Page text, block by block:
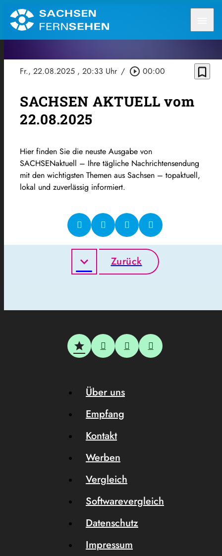
Fr., 22.08.2025 , 20:33 Uhr / play_circle_outline 00:00 bookmark_border
SACHSEN AKTUELL vom
22.08.2025
Hier finden Sie die neuste Ausgabe von
SACHSENaktuell – Ihre tägliche Nachrichtensendung
mit den wichtigsten Themen aus Sachsen – topaktuell,
lokal und zuverlässig informiert.
Zurück
Über uns
Empfang
Kontakt
Werben
Vergleich
Softwarevergleich
Datenschutz
Impressum